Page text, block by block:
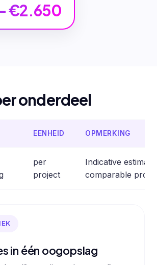
€2.650
onderdeel
EENHEID OPMERKING
per
project
Indicative
comparable
in één oogopslag